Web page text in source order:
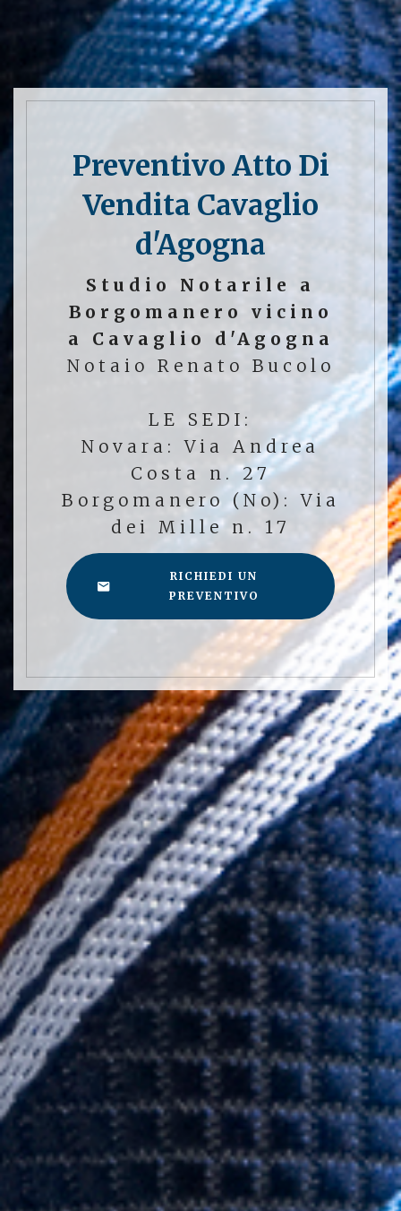
Preventivo Atto Di
Vendita Cavaglio
d'Agogna
Studio Notarile a
Borgomanero vicino
a Cavaglio d'Agogna
Notaio Renato Bucolo
LE SEDI:
Novara: Via Andrea
Costa n. 27
Borgomanero (No): Via
dei Mille n. 17
RICHIEDI UN
PREVENTIVO